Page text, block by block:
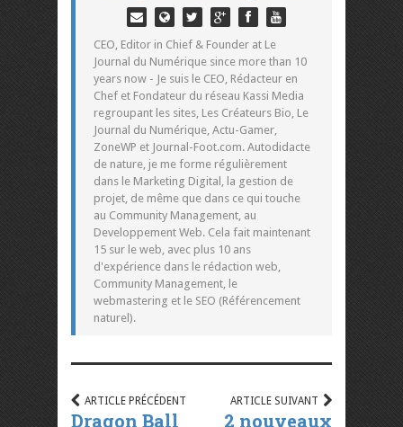
CEO, Editor in Chief & Founder at Le
Journal du Numérique since more than 10
years now - Je suis le CEO, Rédacteur en
Chef et Fondateur du réseau Kassi Media
regroupant les sites, Les Créateurs Bio, Le
Journal du Numérique, Actu-Gamer,
ZoneWP et Journal-Foot.com. Autodidacte
de nature, je me forme régulièrement
dans le Marketing Digital, la gestion de
projet, de même que dans ce qui touche
au Community Management, au
Developpement Web. Cela fait maintenant
15 sur le web, avec plus 10 ans
d'expérience dans le rédaction web,
Community Management, le
webmastering et le SEO (Référencement
naturel).
ARTICLE PRÉCÉDENT
Dragon Ball
ARTICLE SUIVANT
2 nouveaux